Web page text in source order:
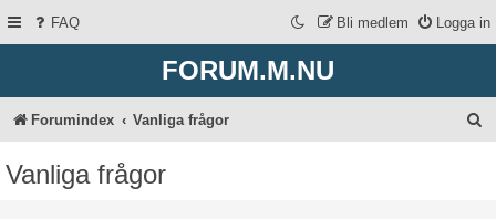
FAQ Logga in
Bli medlem
FORUM.M.NU
Forumindex Vanliga frågor
Vanliga frågor